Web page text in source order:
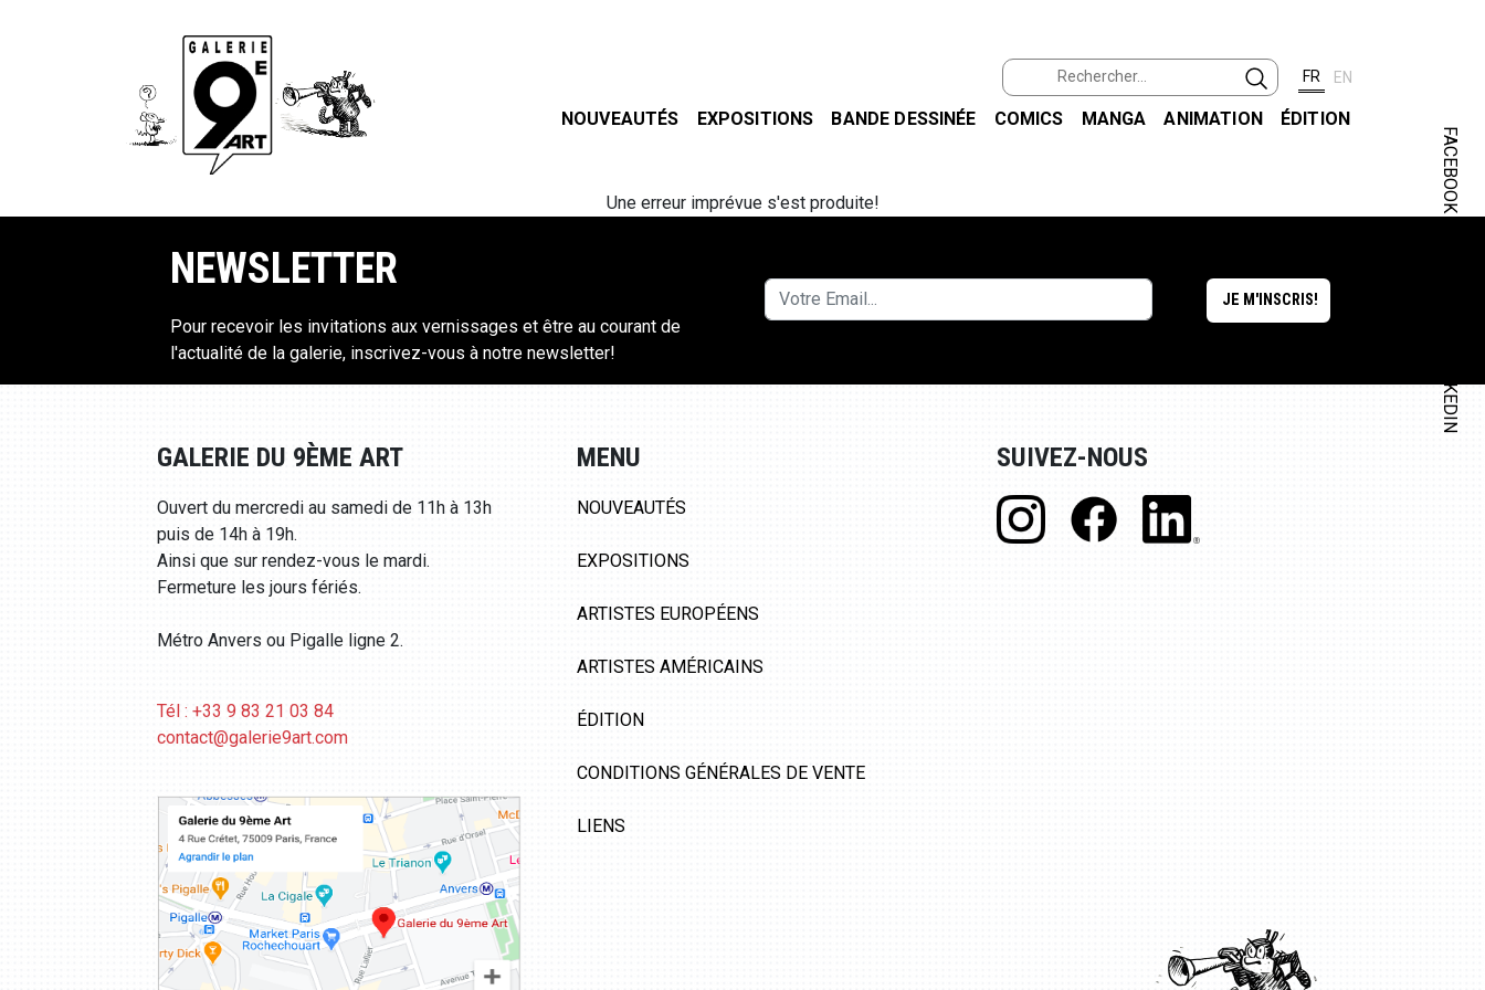
FR EN
NOUVEAUTÉS EXPOSITIONS BANDE DESSINÉE COMICS MANGA ANIMATION ÉDITION
FACEBOOK
LINKEDIN
Une erreur imprévue s'est produite!
NEWSLETTER
Pour recevoir les invitations aux vernissages et être au courant de
l'actualité de la galerie, inscrivez-vous à notre newsletter!
GALERIE DU 9ÈME ART
Ouvert du mercredi au samedi de 11h à 13h
puis de 14h à 19h.
Ainsi que sur rendez-vous le mardi.
Fermeture les jours fériés.
Métro Anvers ou Pigalle ligne 2.
Tél : +33 9 83 21 03 84
contact@galerie9art.com
MENU
NOUVEAUTÉS
EXPOSITIONS
ARTISTES EUROPÉENS
ARTISTES AMÉRICAINS
ÉDITION
CONDITIONS GÉNÉRALES DE VENTE
LIENS
SUIVEZ-NOUS